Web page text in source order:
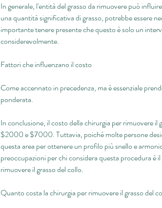
In generale, l'entità del grasso da rimuovere può
una quantità significativa di grasso, potrebbe essere
importante tenere presente che questo è solo un
considerevolmente.
Fattori che influenzano il costo
Come accennato in precedenza, ma è essenziale
ponderata.
In conclusione, il costo della chirurgia per rimuovere il
$2000 e $7000. Tuttavia, poiché molte persone
questa area per ottenere un profilo più snello e
preoccupazioni per chi considera questa procedura è
rimuovere il grasso del collo.
Quanto costa la chirurgia per rimuovere il grasso del